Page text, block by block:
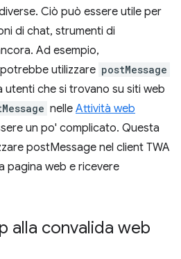
Ciò può essere utile per
di chat, strumenti di
Ad esempio,
utilizzare postMessage
utenti che si trovano su siti web
nelle Attività web
un po' complicato. Questa
postMessage nel client TWA
pagina web e ricevere
alla convalida web